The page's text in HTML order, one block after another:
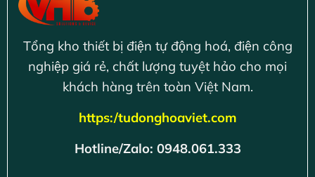
Tổng kho thiết bị điện tự động hoá, điện công
nghiệp giá rẻ, chất lượng tuyệt hảo cho mọi
khách hàng trên toàn Việt Nam.
https:/tudonghoaviet.com
Hotline/Zalo: 0948.061.333